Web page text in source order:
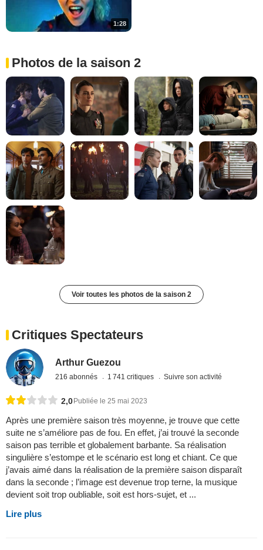
1:28
Photos de la saison 2
Voir toutes les photos de la saison 2
Critiques Spectateurs
Arthur Guezou
216 abonnés 1 741 critiques Suivre son activité
2,0 Publiée le 25 mai 2023
Après une première saison très moyenne, je trouve que cette
suite ne s’améliore pas de fou. En effet, j’ai trouvé la seconde
saison pas terrible et globalement barbante. Sa réalisation
singulière s’estompe et le scénario est long et chiant. Ce que
j’avais aimé dans la réalisation de la première saison disparaît
dans la seconde ; l’image est devenue trop terne, la musique
devient soit trop oubliable, soit est hors-sujet, et ...
Lire plus